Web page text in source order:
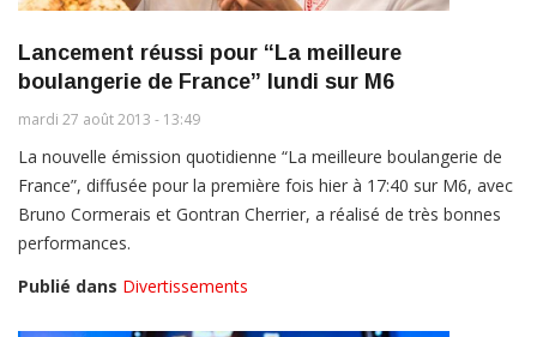
Lancement réussi pour “La meilleure
boulangerie de France” lundi sur M6
mardi 27 août 2013 - 13:49
La nouvelle émission quotidienne “La meilleure boulangerie de
France”, diffusée pour la première fois hier à 17:40 sur M6, avec
Bruno Cormerais et Gontran Cherrier, a réalisé de très bonnes
performances.
Publié dans Divertissements